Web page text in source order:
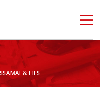
manage_search
& FILS